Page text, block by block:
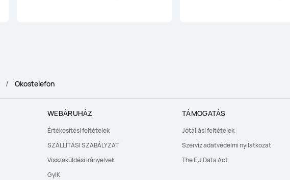
Okostelefon
WEBÁRUHÁZ
Értékesítési feltételek
SZÁLLÍTÁSI SZABÁLYZAT
Visszaküldési irányelvek
GyIK
TÁMOGATÁS
Jótállási feltételek
Szerviz adatvédelmi nyilatkozat
The EU Data Act